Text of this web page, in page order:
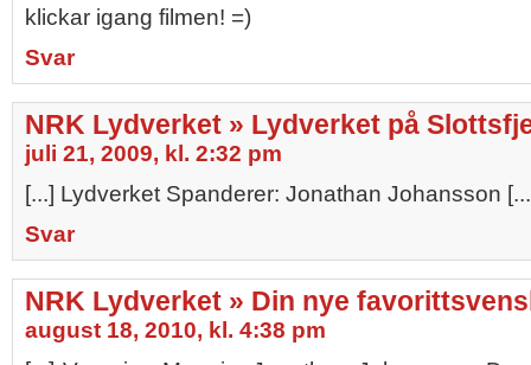
klickar igang filmen! =)
Svar
NRK Lydverket » Lydverket på
juli 21, 2009, kl. 2:32 pm
[...] Lydverket Spanderer: Jonathan Johansson
Svar
NRK Lydverket » Din nye
august 18, 2010, kl. 4:38 pm